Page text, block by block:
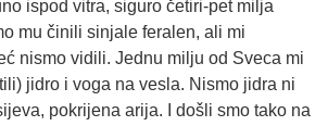
ispod vitra, siguro četiri-pet milja
mu činili sinjale feralen, ali mi
nismo vidili. Jednu milju od Sveca mi
jidro i voga na vesla. Nismo jidra ni
pokrijena arija. I došli smo tako na